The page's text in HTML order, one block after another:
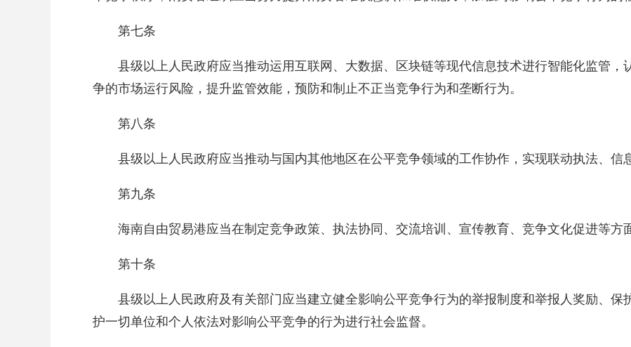
第七条
县级以上人民政府应当推动运用互联网、大数据、区块链等现代信息技术进行智能化监管
争的市场运行风险，提升监管效能，预防和制止不正当竞争行为和垄断行为。
第八条
县级以上人民政府应当推动与国内其他地区在公平竞争领域的工作协作，实现联动执法、信
第九条
海南自由贸易港应当在制定竞争政策、执法协同、交流培训、宣传教育、竞争文化促进等方
第十条
县级以上人民政府及有关部门应当建立健全影响公平竞争行为的举报制度和举报人奖励、保
护一切单位和个人依法对影响公平竞争的行为进行社会监督。